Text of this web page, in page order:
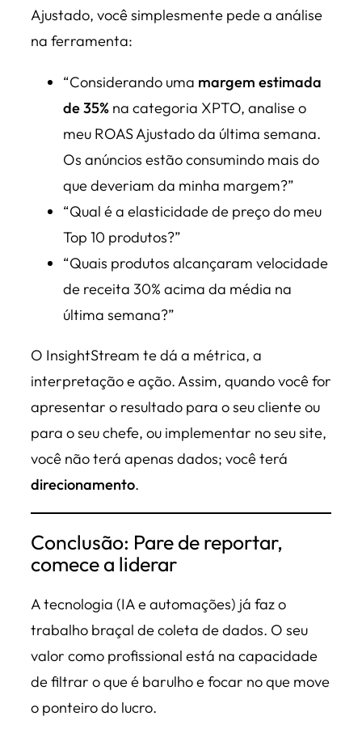
Ajustado, você simplesmente pede a análise
na ferramenta:
“Considerando uma margem estimada
de 35% na categoria XPTO, analise o
meu ROAS Ajustado da última semana.
Os anúncios estão consumindo mais do
que deveriam da minha margem?”
“Qual é a elasticidade de preço do meu
Top 10 produtos?”
“Quais produtos alcançaram velocidade
de receita 30% acima da média na
última semana?”
O InsightStream te dá a métrica, a
interpretação e ação. Assim, quando você for
apresentar o resultado para o seu cliente ou
para o seu chefe, ou implementar no seu site,
você não terá apenas dados; você terá
direcionamento.
Conclusão: Pare de reportar,
comece a liderar
A tecnologia (IA e automações) já faz o
trabalho braçal de coleta de dados. O seu
valor como profissional está na capacidade
de filtrar o que é barulho e focar no que move
o ponteiro do lucro.